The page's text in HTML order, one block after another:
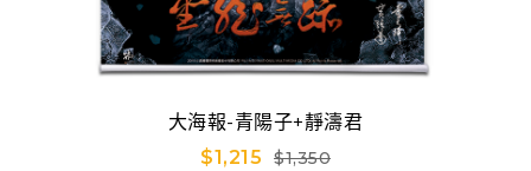
大海報-青陽子+靜濤君
$1,215
$1,350